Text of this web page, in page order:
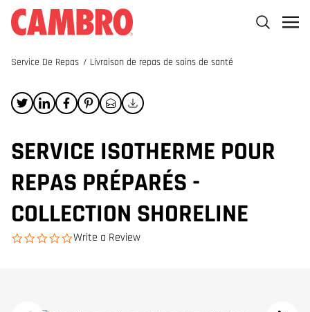
Service De Repas / Livraison de repas de soins de santé
SERVICE ISOTHERME POUR
REPAS PRÉPARÉS -
COLLECTION SHORELINE
0.0 star rating
Write a Review